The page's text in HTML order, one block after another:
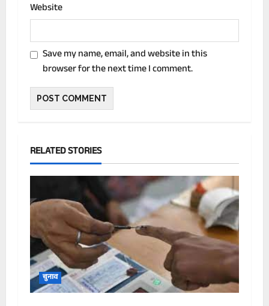
Website
Save my name, email, and website in this
browser for the next time I comment.
RELATED STORIES
चुनाव